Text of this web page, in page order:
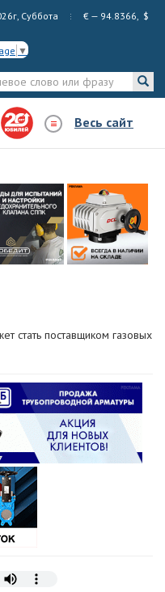
Суббота € — 94.8366, $
▼
Весь сайт
стать поставщиком газовых